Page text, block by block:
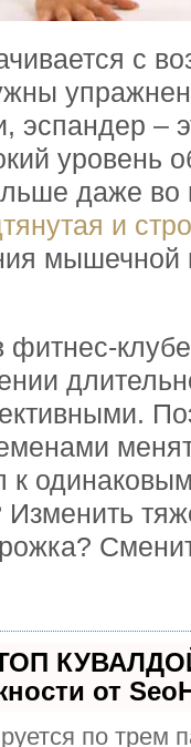
с
эспандер –
уровень
даже
и
мышечной
фитнес-
к
от
по трем